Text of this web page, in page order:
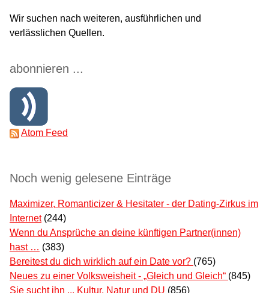
Wir suchen nach weiteren, ausführlichen und
verlässlichen Quellen.
abonnieren ...
Atom Feed
Noch wenig gelesene Einträge
Maximizer, Romanticizer & Hesitater - der Dating-Zirkus im
Internet (244)
Wenn du Ansprüche an deine künftigen Partner(innen)
hast … (383)
Bereitest du dich wirklich auf ein Date vor? (765)
Neues zu einer Volksweisheit - „Gleich und Gleich“ (845)
Sie sucht ihn ... Kultur, Natur und DU (856)